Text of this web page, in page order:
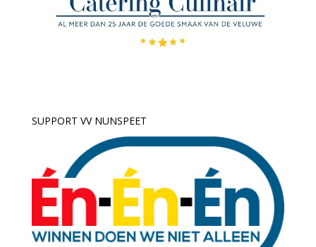
SUPPORT VV NUNSPEET